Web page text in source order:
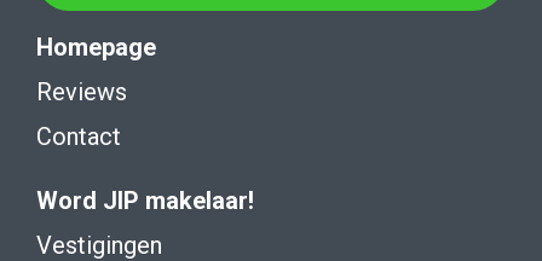
Homepage
Reviews
Contact
Word JIP makelaar!
Vestigingen